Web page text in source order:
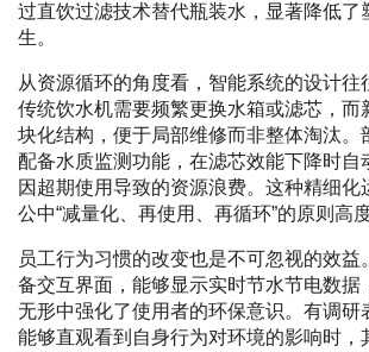
过直饮过滤技术替代瓶装水，显著降低了
生。
从资源循环的角度看，智能系统的设计往
传统饮水机需要频繁更换水箱或滤芯，而
块化结构，便于局部维修而非整体淘汰。
配备水质监测功能，在滤芯效能下降时自
因超期使用导致的资源浪费。这种精细化
公中“减量化、再使用、再循环”的原则高
员工行为习惯的改变也是不可忽视的效益
备交互界面，能够显示实时节水节电数据
无形中强化了使用者的环保意识。有调研
能够直观看到自身行为对环境的影响时，